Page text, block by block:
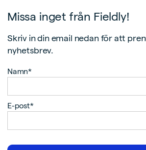
Missa inget från Fieldly!
Skriv in din email nedan för att
nyhetsbrev.
Namn*
E-post*